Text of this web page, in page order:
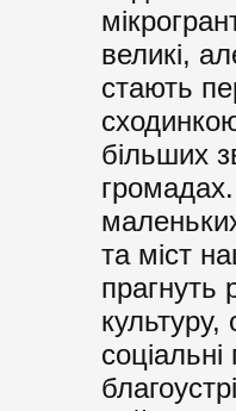
великі,
стають
більших
та міст
прагнуть
культуру,